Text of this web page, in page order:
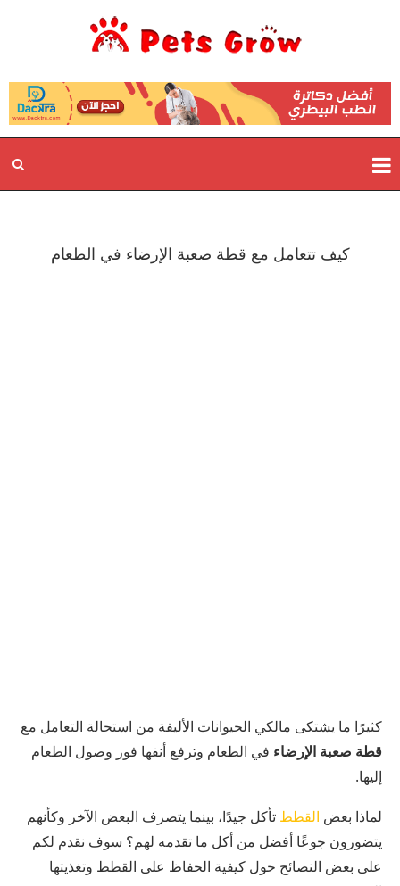
كيف تتعامل مع قطة صعبة الإرضاء في الطعام
كثيرًا ما يشتكى مالكي الحيوانات الأليفة من استحالة التعامل مع
قطة صعبة الإرضاء في الطعام وترفع أنفها فور وصول الطعام
إليها.
لماذا بعض القطط تأكل جيدًا، بينما يتصرف البعض الآخر وكأنهم
يتضورون جوعًا أفضل من أكل ما تقدمه لهم؟ سوف نقدم لكم
على بعض النصائح حول كيفية الحفاظ على القطط وتغذيتها